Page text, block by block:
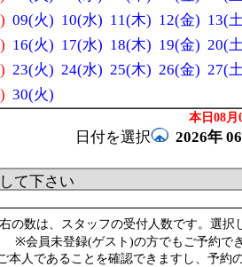
09(火) 10(水) 11(木) 12(金) 13(
16(火) 17(水) 18(木) 19(金) 20(
23(火) 24(水) 25(木) 26(金) 27(
30(火)
本日08月
日付を選択 2026年
の数は、スタッフの受付人数です。選
※会員未登録(ゲスト)の方でもご予約で
本人であることを確認できますし、予約